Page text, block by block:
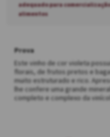
adequado para
alimentos
Prova
Este vinho de cor violeta
florais, de frutos pretos e
muito estruturado e rico.
lhe confere uma grande
completo e complexo da